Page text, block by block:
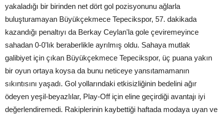
yakaladığı bir birinden net dört gol pozisyonunu ağlarla
buluşturamayan Büyükçekmece Tepecikspor, 57. dakikada
kazandığı penaltıyı da Berkay Ceylan'la gole çeviremeyince
sahadan 0-0'lık beraberlikle ayrılmış oldu. Sahaya mutlak
galibiyet için çıkan Büyükçekmece Tepecikspor, üç puana yakın
bir oyun ortaya koysa da bunu neticeye yansıtamamanın
sıkıntısını yaşadı. Gol yollarındaki etkisizliğinin bedelini ağır
ödeyen yeşil-beyazlılar, Play-Off için eline geçirdiği avantajı iyi
değerlendiremedi. Rakiplerinin kaybettiği haftada modaya uyan ve